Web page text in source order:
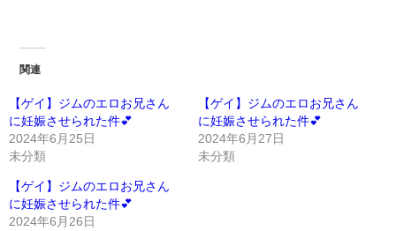
関連
【ゲイ】ジムのエロお兄さん
に妊娠させられた件💕
2024年6月25日
未分類
【ゲイ】ジムのエロお兄さん
に妊娠させられた件💕
2024年6月27日
未分類
【ゲイ】ジムのエロお兄さん
に妊娠させられた件💕
2024年6月26日